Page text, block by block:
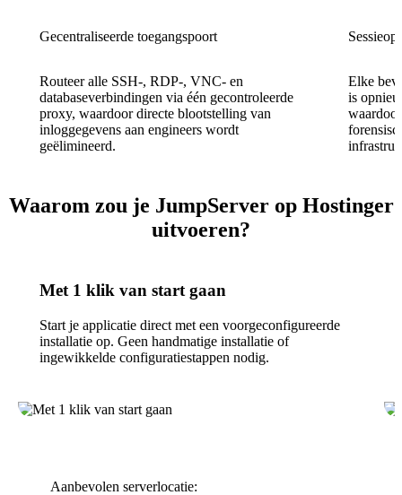
Gecentraliseerde toegangspoort
Routeer alle SSH-, RDP-, VNC- en
databaseverbindingen via één gecontroleerde
proxy, waardoor directe blootstelling van
inloggegevens aan engineers wordt
geëlimineerd.
Elke
is
Waarom zou je JumpServer op Hostinger
uitvoeren?
Met 1 klik van start gaan
Start je applicatie direct met een voorgeconfigureerde
installatie op. Geen handmatige installatie of
ingewikkelde configuratiestappen nodig.
Aanbevolen serverlocatie: